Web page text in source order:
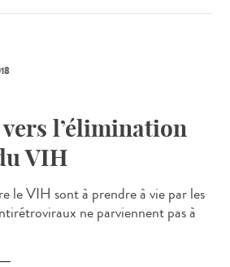
l’élimination
VIH
le VIH sont à prendre à vie par les
ne parviennent pas à